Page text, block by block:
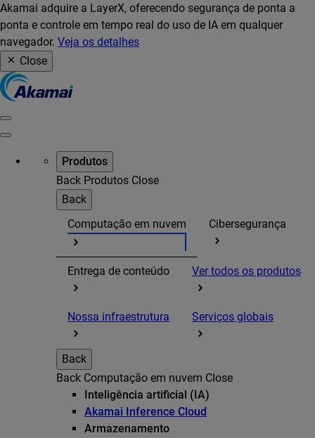
Akamai adquire a LayerX, oferecendo segurança de ponta a
ponta e controle em tempo real do uso de IA em qualquer
navegador. Veja os detalhes
Close
Produtos
Back Produtos Close
Back
Computação em nuvem
Cibersegurança
Entrega de conteúdo Ver todos os produtos
Nossa infraestrutura Serviços globais
Back
Back Computação em nuvem Close
Inteligência artificial (IA)
Akamai Inference Cloud
Armazenamento